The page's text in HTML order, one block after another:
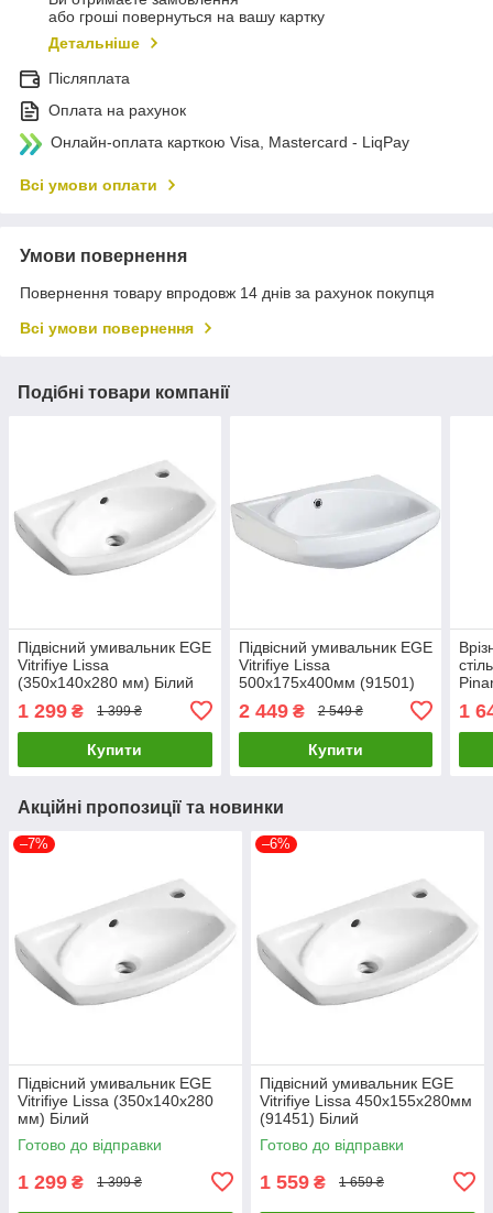
або гроші повернуться на вашу картку
Детальніше
Післяплата
Оплата на рахунок
Онлайн-оплата карткою Visa, Mastercard - LiqPay
Всі умови оплати
Умови повернення
Повернення товару впродовж 14 днів за рахунок покупця
Всі умови повернення
Подібні товари компанії
Підвісний умивальник EGE
Vitrifiye Lissa
(350x140x280 мм) Білий
1 299 ₴ 1 399 ₴
Купити
Підвісний умивальник EGE
Vitrifiye Lissa
500x175x400мм (91501)
2 449₴ 2 549 ₴
Купити
1
Акційні пропозиції та новинки
–7%
Підвісний умивальник EGE
Vitrifiye Lissa (350x140x280
мм) Білий
Готово до відправки
1 299 ₴ 1 399 ₴
–6%
Підвісний умивальник EGE
Vitrifiye Lissa 450x155x280мм
(91451) Білий
Готово до відправки
1 559 ₴ 1 659 ₴